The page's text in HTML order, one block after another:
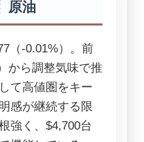
原油
（-0.01%）。前
から調整気味で推
て高値圏をキー
感が継続する限
強く、$4,700台